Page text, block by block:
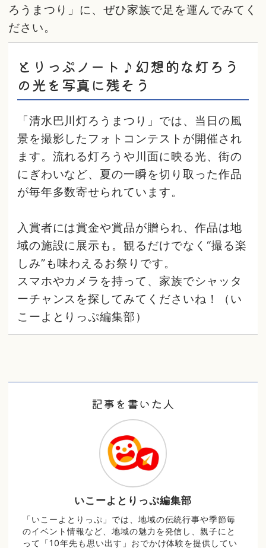
ろうまつり」に、ぜひ家族で足を運んでみてく
ださい。
とりっぷノート♪幻想的な灯ろう
の光を写真に残そう
「清水巴川灯ろうまつり」では、当日の風
景を撮影したフォトコンテストが開催され
ます。流れる灯ろうや川面に映る光、街の
にぎわいなど、夏の一瞬を切り取った作品
が毎年多数寄せられています。
入賞者には賞金や賞品が贈られ、作品は地
域の施設に展示も。観るだけでなく“撮る楽
しみ”も味わえるお祭りです。
スマホやカメラを持って、家族でシャッタ
ーチャンスを探してみてくださいね！（い
こーよとりっぷ編集部）
記事を書いた人
いこーよとりっぷ編集部
「いこーよとりっぷ」では、地域の伝統行事や季節毎
のイベント情報など、地域の魅力を発信し、親子にと
って「10年先も思い出す」おでかけ体験を提供してい